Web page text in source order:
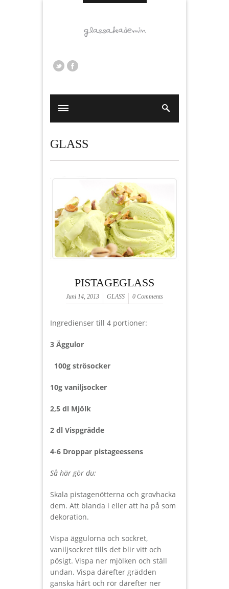
GLASS
PISTAGEGLASS
Juni 14, 2013 GLASS 0 Comments
Ingredienser till 4 portioner:
3 Äggulor
100g strösocker
10g vaniljsocker
2,5 dl Mjölk
2 dl Vispgrädde
4-6 Droppar pistageessens
Så här gör du:
Skala pistagenötterna och grovhacka
dem. Att blanda i eller att ha på som
dekoration.
Vispa äggulorna och sockret,
vaniljsockret tills det blir vitt och
pösigt. Vispa ner mjölken och ställ
undan. Vispa därefter grädden
ganska hårt och rör därefter ner